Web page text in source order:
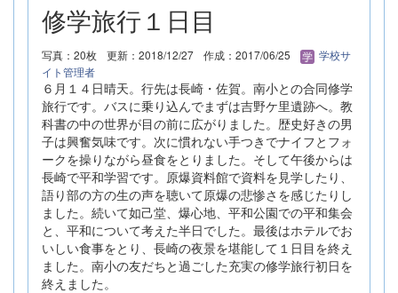
修学旅行１日目
写真：20枚 更新：2018/12/27 作成：2017/06/25
学校サ
イト管理者
６月１４日晴天。行先は長崎・佐賀。南小との合同修学
旅行です。バスに乗り込んでまずは吉野ケ里遺跡へ。教
科書の中の世界が目の前に広がりました。歴史好きの男
子は興奮気味です。次に慣れない手つきでナイフとフォ
ークを操りながら昼食をとりました。そして午後からは
長崎で平和学習です。原爆資料館で資料を見学したり、
語り部の方の生の声を聴いて原爆の悲惨さを感じたりし
ました。続いて如己堂、爆心地、平和公園での平和集会
と、平和について考えた半日でした。最後はホテルでお
いしい食事をとり、長崎の夜景を堪能して１日目を終え
ました。南小の友だちと過ごした充実の修学旅行初日を
終えました。